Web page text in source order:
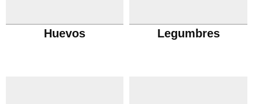
Huevos Legumbres